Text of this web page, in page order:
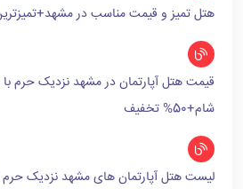
هتل تمیز و قیمت مناسب در مشهد+تمیزترین
قیمت هتل آپارتمان در مشهد نزدیک حرم با
شام+50% تخفیف
لیست هتل آپارتمان های مشهد نزدیک